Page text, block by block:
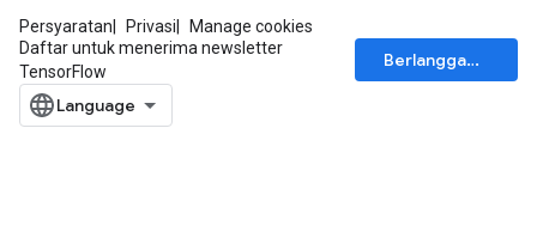
Persyaratan Privasi
Manage cookies
Daftar untuk menerima newsletter
TensorFlow
Berlangganan